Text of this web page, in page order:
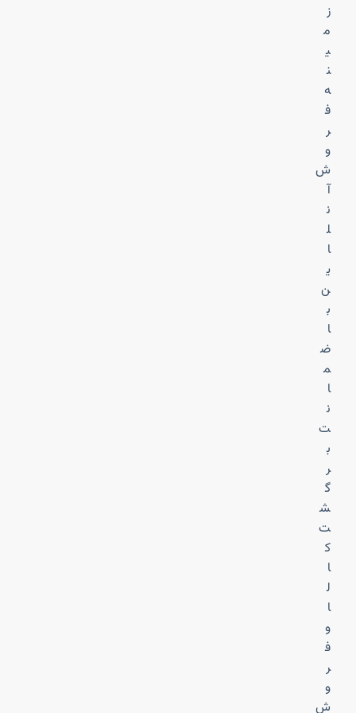
ز
م
ی
ن
ه
ف
ر
و
ش
آ
ن
ل
ا
ی
ن
ب
ا
ض
م
ا
ن
ت
ب
ر
گ
ش
ت
ک
ا
ل
ا
و
ف
ر
و
ش